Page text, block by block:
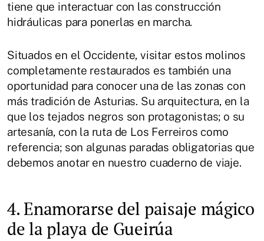
tiene que interactuar con las construcción
hidráulicas para ponerlas en marcha.
Situados en el Occidente, visitar estos molinos
completamente restaurados es también una
oportunidad para conocer una de las zonas con
más tradición de Asturias. Su arquitectura, en la
que los tejados negros son protagonistas; o su
artesanía, con la ruta de Los Ferreiros como
referencia; son algunas paradas obligatorias que
debemos anotar en nuestro cuaderno de viaje.
4. Enamorarse del paisaje mágico
de la playa de Gueirúa